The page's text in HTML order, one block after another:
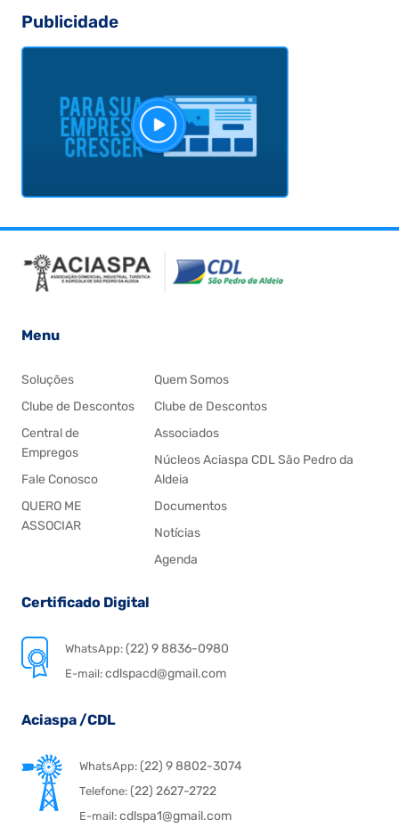
Publicidade
Menu
Soluções
Clube de Descontos
Central de
Empregos
Fale Conosco
QUERO ME
ASSOCIAR
Quem Somos
Clube de Descontos
Associados
Núcleos Aciaspa CDL São Pedro da
Aldeia
Documentos
Notícias
Agenda
Certificado Digital
WhatsApp:(22) 9 8836-0980
E-mail: cdlspacd@gmail.com
Aciaspa /CDL
WhatsApp:(22) 9 8802-3074
Telefone:(22) 2627-2722
E-mail:cdlspa1@gmail.com